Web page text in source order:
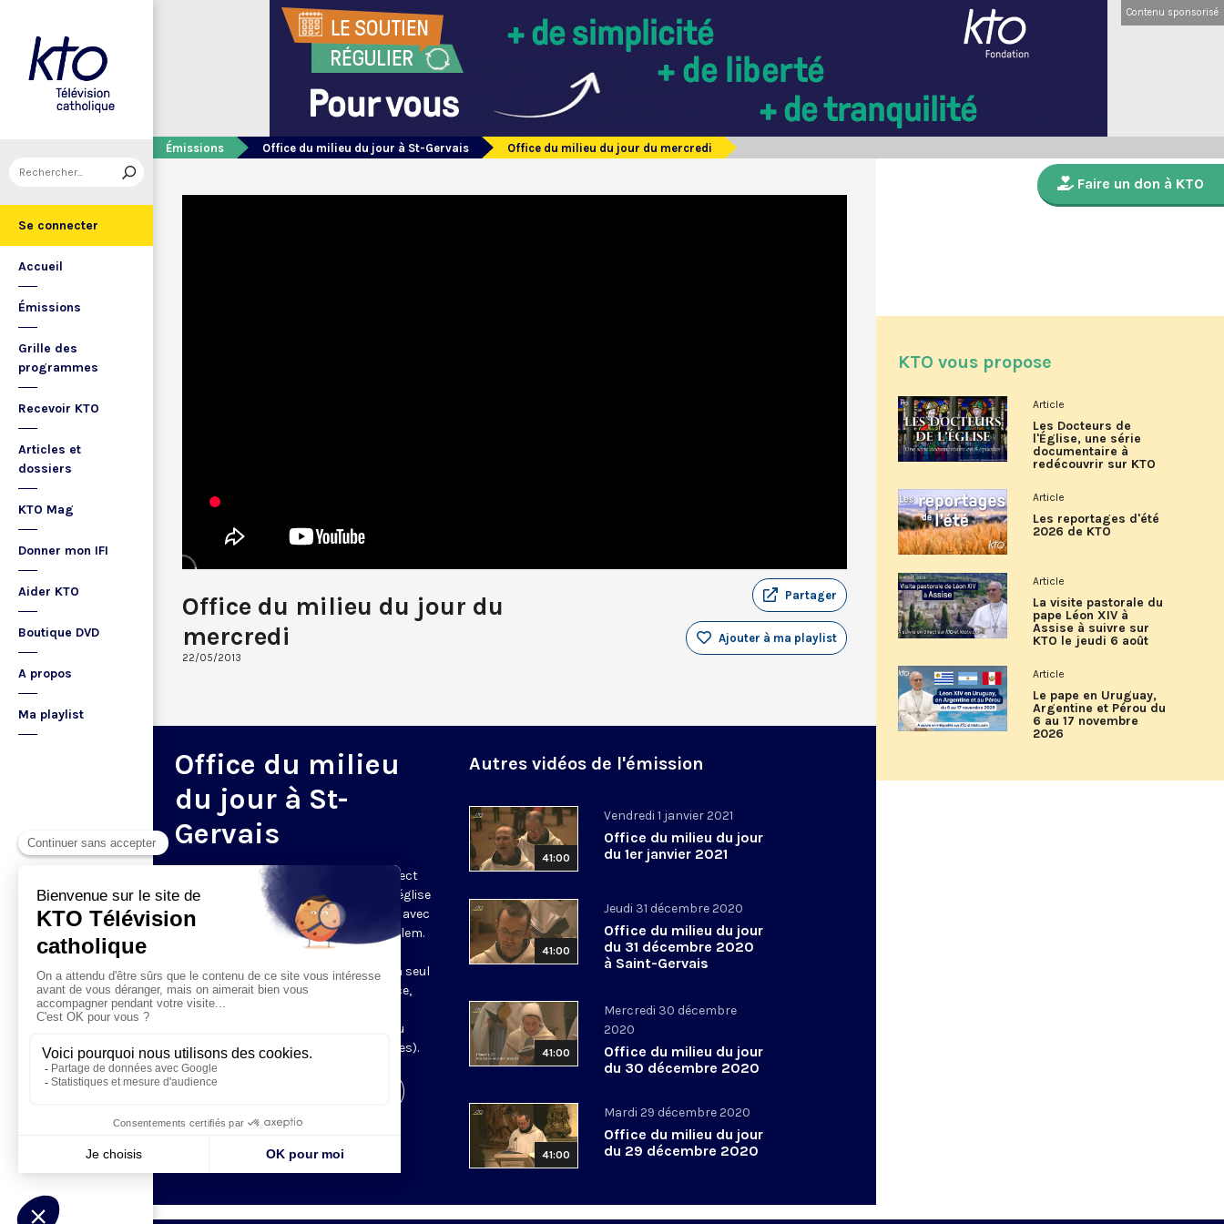
Se connecter
Accueil
Émissions
Grille des
programmes
Recevoir KTO
Articles et
dossiers
KTO Mag
Donner mon IFI
Aider KTO
Boutique DVD
A propos
Ma playlist
Contenu sponsorisé
Émissions Office du milieu du jour à St-Gervais Office du milieu du jour du mercredi
Office du milieu du jour du
mercredi
22/05/2013
Partager
Ajouter à ma playlist
Office du milieu
du jour à St-
Gervais
Du mardi au samedi, KTO diffuse en direct
l’office du milieu du jour, en direct de l’église
Saint-Gervais-Saint-Protais (Paris 4e), avec
les Fraternités Monastiques de Jérusalem.
L’Office du Milieu du Jour regroupe, en
particulier, «au milieu du jour» et en un seul
office, les heures monastiques de Tierce,
Sexte et None. Il permet à l’Église de
retrouver son Seigneur entre l’office du
matin (Laudes) et l’office du soir (Vêpres).
Autres vidéos de l'émission
41:00
Vendredi 1 janvier 2021
Office du milieu du jour
du 1er janvier 2021
41:00
Jeudi 31 décembre 2020
Office du milieu du jour
du 31 décembre 2020
à Saint-Gervais
41:00
Mercredi 30 décembre
2020
Office du milieu du jour
du 30 décembre 2020
41:00
Mardi 29 décembre 2020
Office du milieu du jour
du 29 décembre 2020
Faire un don à KTO
KTO vous propose
Article
Les Docteurs de
l'Église, une série
documentaire à
redécouvrir sur KTO
Article
Les reportages d'été
2026 de KTO
Article
La visite pastorale du
pape Léon XIV à
Assise à suivre sur
KTO le jeudi 6 août
Article
Le pape en Uruguay,
Argentine et Pérou du
6 au 17 novembre
2026